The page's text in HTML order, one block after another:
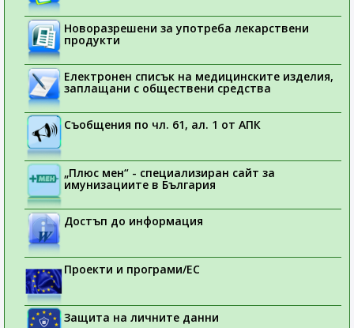
Новоразрешени за употреба лекарствени
продукти
Електронен списък на медицинските изделия,
заплащани с обществени средства
Съобщения по чл. 61, ал. 1 от АПК
„Плюс мен“ - специализиран сайт за
имунизациите в България
Достъп до информация
Проекти и програми/ЕС
Защита на личните данни